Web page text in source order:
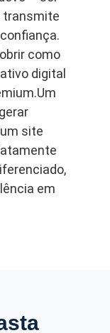
transmite
como
digital
site
em